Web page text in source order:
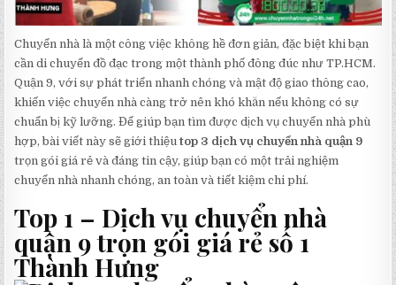
Chuyển nhà là một công việc không hề đơn giản, đặc biệt khi bạn
cần di chuyển đồ đạc trong một thành phố đông đúc như TP.HCM.
Quận 9, với sự phát triển nhanh chóng và mật độ giao thông cao,
khiến việc chuyển nhà càng trở nên khó khăn nếu không có sự
chuẩn bị kỹ lưỡng. Để giúp bạn tìm được dịch vụ chuyển nhà phù
hợp, bài viết này sẽ giới thiệutop 3 dịch vụ chuyển nhà quận 9
trọn gói giá rẻ và đáng tin cậy, giúp bạn có một trải nghiệm
chuyển nhà nhanh chóng, an toàn và tiết kiệm chi phí.
Top 1 – Dịch vụ chuyển nhà
quận 9 trọn gói giá rẻ số 1
Thành Hưng